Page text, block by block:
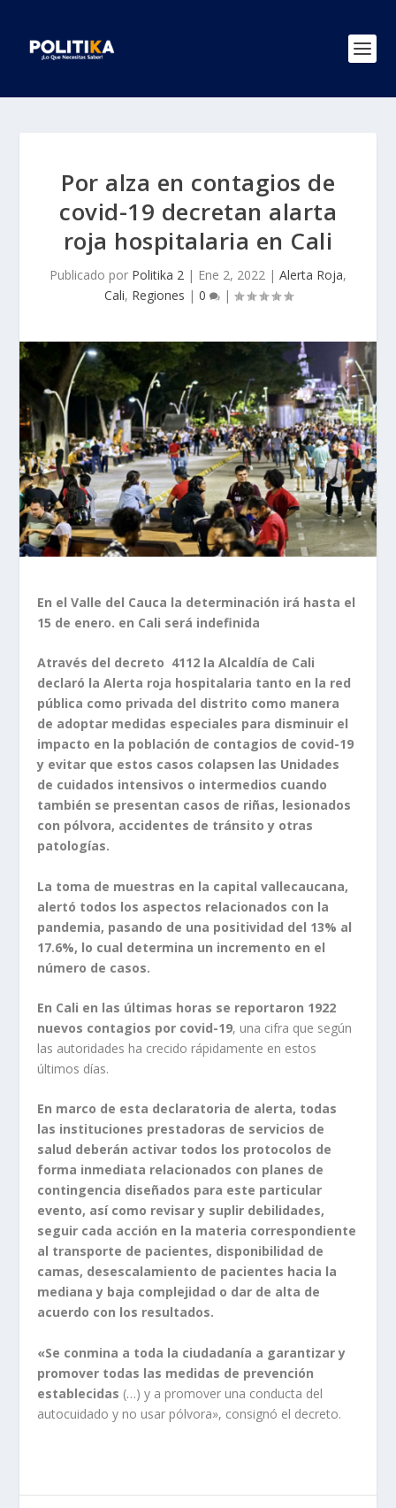
Por alza en contagios de
covid-19 decretan alarta
roja hospitalaria en Cali
Publicado por Politika 2 | Ene 2, 2022 | Alerta Roja,
Cali, Regiones | 0 |
En el Valle del Cauca la determinación irá hasta el
15 de enero. en Cali será indefinida
Através del decreto 4112 la Alcaldía de Cali
declaró la Alerta roja hospitalaria tanto en la red
pública como privada del distrito como manera
de adoptar medidas especiales para disminuir el
impacto en la población de contagios de covid-19
y evitar que estos casos colapsen las Unidades
de cuidados intensivos o intermedios cuando
también se presentan casos de riñas, lesionados
con pólvora, accidentes de tránsito y otras
patologías.
La toma de muestras en la capital vallecaucana,
alertó todos los aspectos relacionados con la
pandemia, pasando de una positividad del 13% al
17.6%, lo cual determina un incremento en el
número de casos.
En Cali en las últimas horas se reportaron 1922
nuevos contagios por covid-19, una cifra que según
las autoridades ha crecido rápidamente en estos
últimos días.
En marco de esta declaratoria de alerta, todas
las instituciones prestadoras de servicios de
salud deberán activar todos los protocolos de
forma inmediata relacionados con planes de
contingencia diseñados para este particular
evento, así como revisar y suplir debilidades,
seguir cada acción en la materia correspondiente
al transporte de pacientes, disponibilidad de
camas, desescalamiento de pacientes hacia la
mediana y baja complejidad o dar de alta de
acuerdo con los resultados.
«Se conmina a toda la ciudadanía a garantizar y
promover todas las medidas de prevención
establecidas (…) y a promover una conducta del
autocuidado y no usar pólvora», consignó el decreto.